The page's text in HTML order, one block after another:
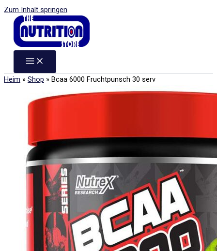
Zum Inhalt springen
Heim » Shop » Bcaa 6000 Fruchtpunsch 30 serv